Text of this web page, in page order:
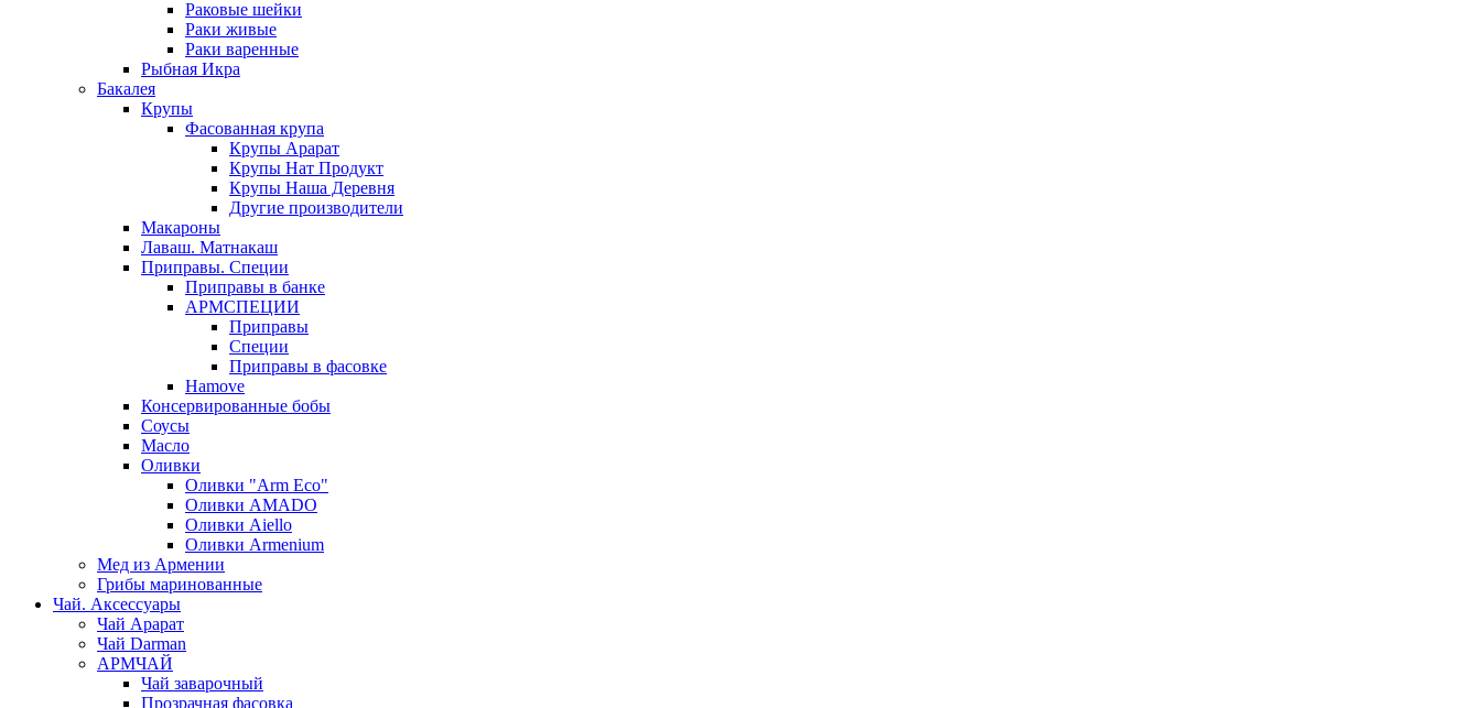
Раковые шейки
Раки живые
Раки варенные
Рыбная Икра
Бакалея
Крупы
Фасованная крупа
Крупы Арарат
Крупы Нат Продукт
Крупы Наша Деревня
Другие производители
Макароны
Лаваш. Матнакаш
Приправы. Специи
Приправы в банке
АРМСПЕЦИИ
Приправы
Специи
Приправы в фасовке
Hamove
Консервированные бобы
Соусы
Масло
Оливки
Оливки "Arm Eco"
Оливки AMADO
Оливки Aiello
Оливки Armenium
Мед из Армении
Грибы маринованные
Чай. Аксессуары
Чай Арарат
Чай Darman
АРМЧАЙ
Чай заварочный
Прозрачная фасовка